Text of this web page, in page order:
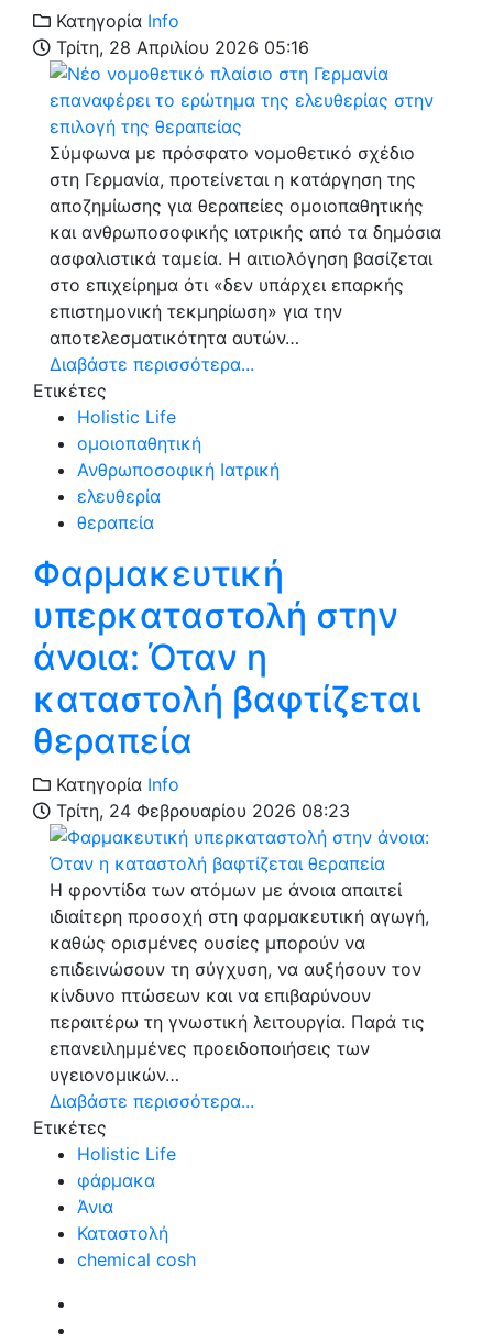
Κατηγορία Info
Τρίτη, 28 Απριλίου 2026 05:16
Σύμφωνα με πρόσφατο νομοθετικό σχέδιο
στη Γερμανία, προτείνεται η κατάργηση της
αποζημίωσης για θεραπείες ομοιοπαθητικής
και ανθρωποσοφικής ιατρικής από τα δημόσια
ασφαλιστικά ταμεία. Η αιτιολόγηση βασίζεται
στο επιχείρημα ότι «δεν υπάρχει επαρκής
επιστημονική τεκμηρίωση» για την
αποτελεσματικότητα αυτών…
Διαβάστε περισσότερα...
Ετικέτες
Holistic Life
ομοιοπαθητική
Ανθρωποσοφική Ιατρική
ελευθερία
θεραπεία
Φαρμακευτική
υπερκαταστολή στην
άνοια: Όταν η
καταστολή βαφτίζεται
θεραπεία
Κατηγορία Info
Τρίτη, 24 Φεβρουαρίου 2026 08:23
Η φροντίδα των ατόμων με άνοια απαιτεί
ιδιαίτερη προσοχή στη φαρμακευτική αγωγή,
καθώς ορισμένες ουσίες μπορούν να
επιδεινώσουν τη σύγχυση, να αυξήσουν τον
κίνδυνο πτώσεων και να επιβαρύνουν
περαιτέρω τη γνωστική λειτουργία. Παρά τις
επανειλημμένες προειδοποιήσεις των
υγειονομικών…
Διαβάστε περισσότερα...
Ετικέτες
Holistic Life
φάρμακα
Άνια
Καταστολή
chemical cosh